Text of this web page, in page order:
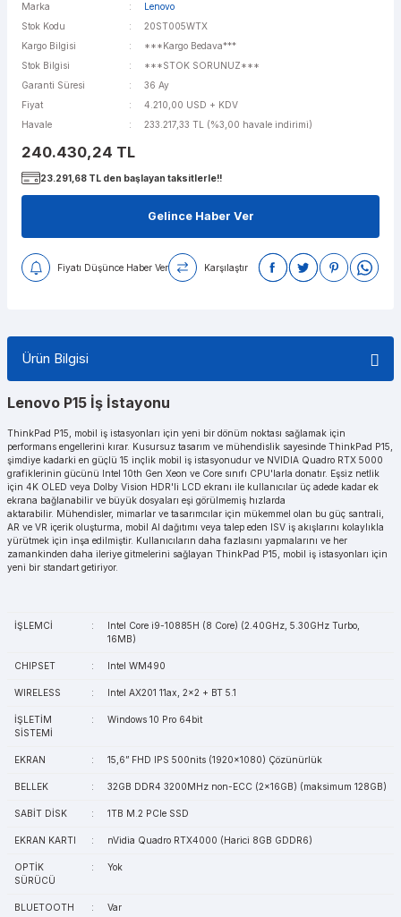
Marka
Lenovo
Stok Kodu
20ST005WTX
Kargo Bilgisi
***Kargo Bedava***
Stok Bilgisi
***STOK SORUNUZ***
Garanti Süresi
36 Ay
Fiyat
4.210,00 USD + KDV
Havale
233.217,33 TL (%3,00 havale indirimi)
240.430,24 TL
23.291,68 TL den başlayan taksitlerle!!
Gelince Haber Ver
Fiyatı Düşünce Haber Ver Karşılaştır
Ürün Bilgisi
Lenovo P15 İş İstayonu
ThinkPad P15, mobil iş istasyonları için yeni bir dönüm noktası sağlamak için
performans engellerini kırar. Kusursuz tasarım ve mühendislik sayesinde ThinkPad P15,
şimdiye kadarki en güçlü 15 inçlik mobil iş istasyonudur ve NVIDIA Quadro RTX 5000
grafiklerinin gücünü Intel 10th Gen Xeon ve Core sınıfı CPU'larla donatır. Eşsiz netlik
için 4K OLED veya Dolby Vision HDR'li LCD ekranı ile kullanıcılar üç adede kadar ek
ekrana bağlanabilir ve büyük dosyaları eşi görülmemiş hızlarda
aktarabilir. Mühendisler, mimarlar ve tasarımcılar için mükemmel olan bu güç santrali,
AR ve VR içerik oluşturma, mobil AI dağıtımı veya talep eden ISV iş akışlarını kolaylıkla
yürütmek için inşa edilmiştir. Kullanıcıların daha fazlasını yapmalarını ve her
zamankinden daha ileriye gitmelerini sağlayan ThinkPad P15, mobil iş istasyonları için
yeni bir standart getiriyor.
İŞLEMCİ :
Intel Core i9-10885H (8 Core) (2.40GHz, 5.30GHz Turbo,
16MB)
CHIPSET : Intel WM490
WIRELESS : Intel AX201 11ax, 2x2 + BT 5.1
İŞLETİM
SİSTEMİ
: Windows 10 Pro 64bit
EKRAN : 15,6” FHD IPS 500nits (1920x1080) Çözünürlük
BELLEK : 32GB DDR4 3200MHz non-ECC (2x16GB) (maksimum 128GB)
SABİT DİSK : 1TB M.2 PCIe SSD
EKRAN KARTI : nVidia Quadro RTX4000 (Harici 8GB GDDR6)
OPTİK
SÜRÜCÜ
: Yok
BLUETOOTH : Var